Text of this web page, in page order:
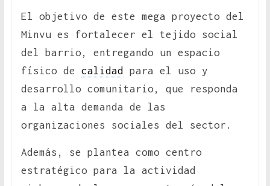
El objetivo de este mega proyecto del
Minvu es fortalecer el tejido social
del barrio, entregando un espacio
físico de calidad
para el uso y
desarrollo comunitario, que responda
a la alta demanda de las
organizaciones sociales del sector.
Además, se plantea como centro
estratégico para la actividad